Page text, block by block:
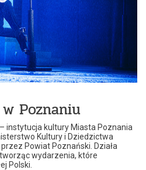
Poznaniu
instytucja kultury Miasta Poznania
Kultury i Dziedzictwa
Powiat Poznański. Działa
wydarzenia, które
Polski.